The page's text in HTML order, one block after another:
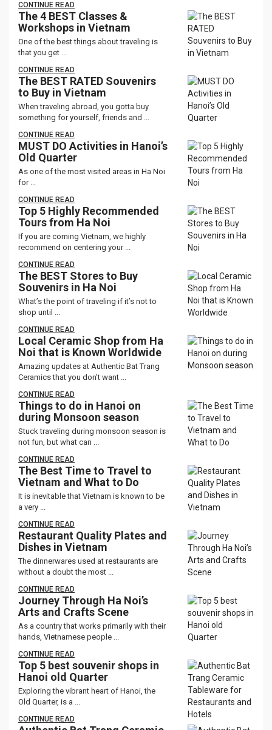
CONTINUE READ
The 4 BEST Classes &
Workshops in Vietnam
One of the best things about traveling is
that you get ...
CONTINUE READ
The BEST RATED Souvenirs
to Buy in Vietnam
When traveling abroad, you gotta buy
something for yourself, friends and ...
CONTINUE READ
MUST DO Activities in Hanoi’s
Old Quarter
As one of the most visited areas in Ha Noi
for ...
CONTINUE READ
Top 5 Highly Recommended
Tours from Ha Noi
If you are coming Vietnam, we highly
recommend on centering your ...
CONTINUE READ
The BEST Stores to Buy
Souvenirs in Ha Noi
What’s the point of traveling if it’s not to
shop until ...
CONTINUE READ
Local Ceramic Shop from Ha
Noi that is Known Worldwide
Amazing updates at Authentic Bat Trang
Ceramics that you don’t want ...
CONTINUE READ
Things to do in Hanoi on
during Monsoon season
Stuck traveling during monsoon season is
not fun, but what can ...
CONTINUE READ
The Best Time to Travel to
Vietnam and What to Do
It is inevitable that Vietnam is known to be
a very ...
CONTINUE READ
Restaurant Quality Plates and
Dishes in Vietnam
The dinnerwares used at restaurants are
without a doubt the most ...
CONTINUE READ
Journey Through Ha Noi’s
Arts and Crafts Scene
As a country that works primarily with their
hands, Vietnamese people ...
CONTINUE READ
Top 5 best souvenir shops in
Hanoi old Quarter
Exploring the vibrant heart of Hanoi, the
Old Quarter, is a ...
CONTINUE READ